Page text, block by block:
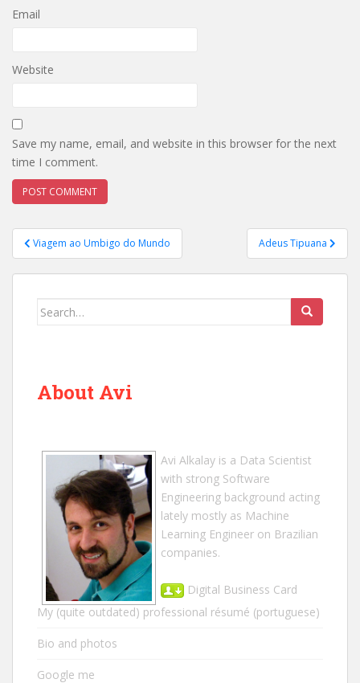
Email
Website
Save my name, email, and website in this browser for the next
time I comment.
Post
navigation
Viagem ao Umbigo do Mundo Adeus Tipuana
Search
About Avi
Avi Alkalay is a Data Scientist
with strong Software
Engineering background acting
lately mostly as Machine
Learning Engineer on Brazilian
companies.
Digital Business Card
My (quite outdated) professional résumé (portuguese)
Bio and photos
Google me